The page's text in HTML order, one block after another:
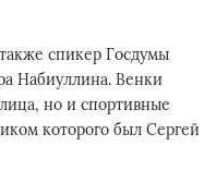
спикер Госдумы
Набиуллина. Венки
но и спортивные
которого был Сергей